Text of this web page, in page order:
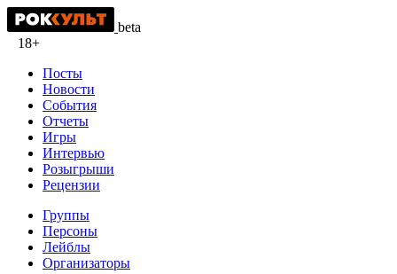
beta
18+
Посты
Новости
События
Отчеты
Игры
Интервью
Розыгрыши
Рецензии
Группы
Персоны
Лейблы
Организаторы